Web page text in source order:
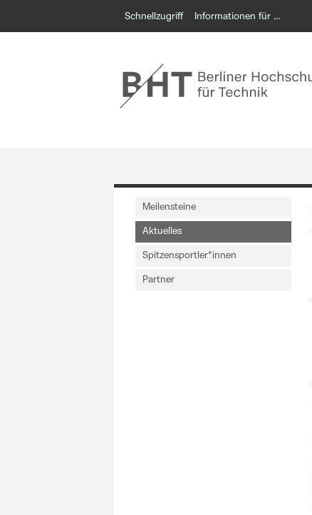
Schnellzugriff Informationen für …
Meilensteine
Aktuelles
Spitzensportler*innen
Partner